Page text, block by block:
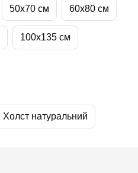
50х70 см 60х80 см
100х135 см
Холст натуральний